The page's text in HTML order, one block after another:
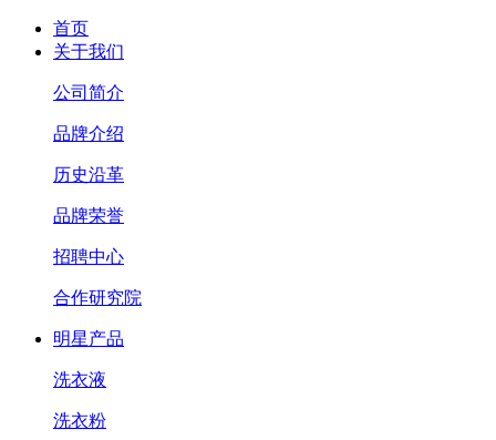
首页
关于我们
公司简介
品牌介绍
历史沿革
品牌荣誉
招聘中心
合作研究院
明星产品
洗衣液
洗衣粉